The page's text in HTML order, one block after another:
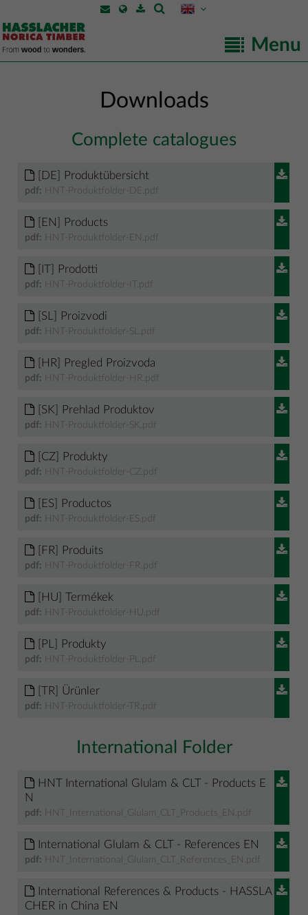
Menu
Downloads
Complete catalogues
[DE] Produktübersicht
pdf: HNT-Produktfolder-DE.pdf
[EN] Products
pdf: HNT-Produktfolder-EN.pdf
[IT] Prodotti
pdf: HNT-Produktfolder-IT.pdf
[SL] Proizvodi
pdf: HNT-Produktfolder-SL.pdf
[HR] Pregled Proizvoda
pdf: HNT-Produktfolder-HR.pdf
[SK] Prehlad Produktov
pdf: HNT-Produktfolder-SK.pdf
[CZ] Produkty
pdf: HNT-Produktfolder-CZ.pdf
[ES] Productos
pdf: HNT-Produktfolder-ES.pdf
[FR] Produits
pdf: HNT-Produktfolder-FR.pdf
[HU] Termékek
pdf: HNT-Produktfolder-HU.pdf
[PL] Produkty
pdf: HNT-Produktfolder-PL.pdf
[TR] Ürünler
pdf: HNT-Produktfolder-TR.pdf
International Folder
HNT International Glulam & CLT - Products E
N
pdf: HNT_International_Glulam_CLT_Products_EN.pdf
International Glulam & CLT - References EN
pdf: HNT_International_Glulam_CLT_References_EN.pdf
International References & Products - HASSLA
CHER in China EN